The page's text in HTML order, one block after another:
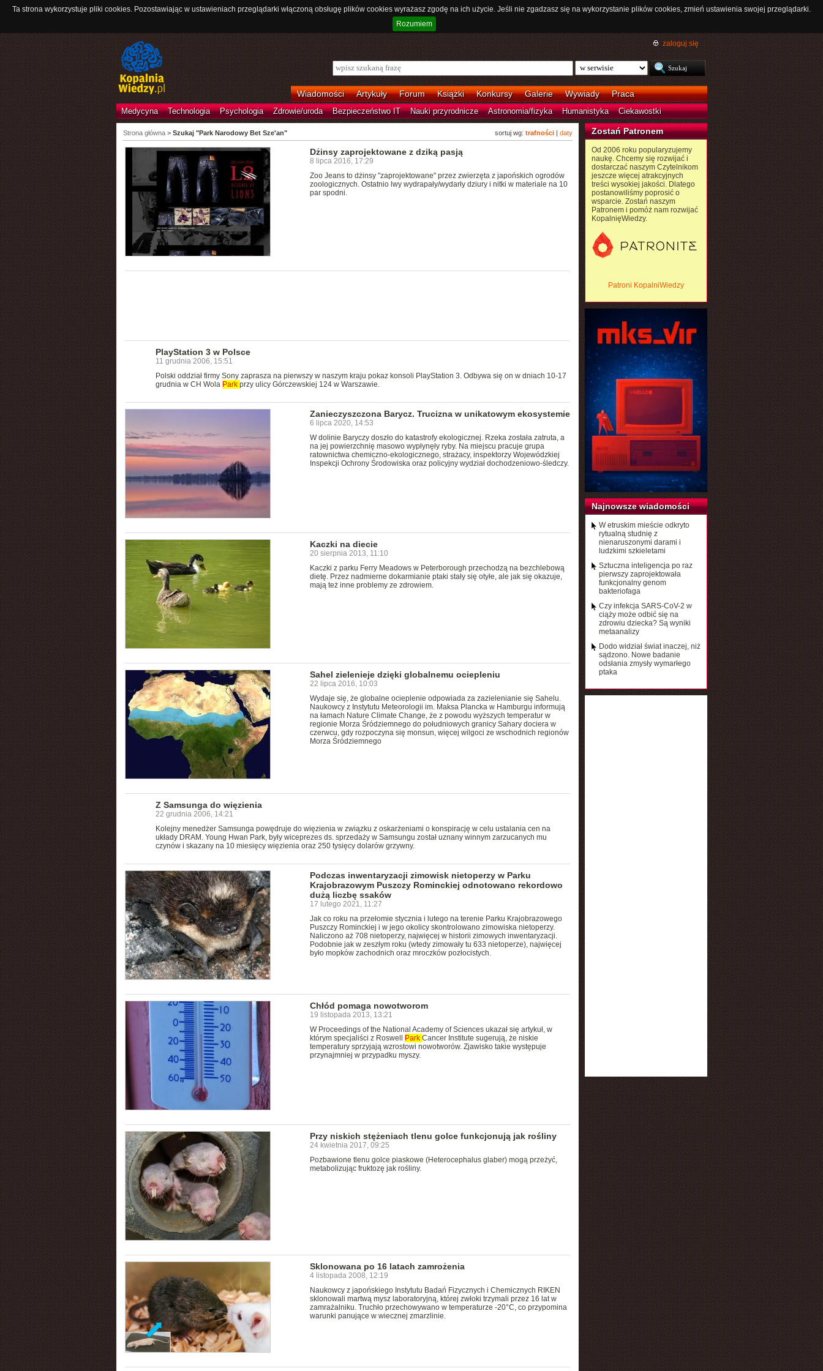
Ta strona wykorzystuje pliki cookies. Pozostawiając w ustawieniach przeglądarki włączoną obsługę plików cookies wyrażasz zgodę na ich użycie. Jeśli nie zgadzasz się na wykorzystanie plików cookies, zmień ustawienia swojej przeglądarki.
Rozumiem
zaloguj się
Wiadomości Artykuły Forum Książki Konkursy Galerie Wywiady Praca
Medycyna Technologia Psychologia Zdrowie/uroda Bezpieczeństwo IT Nauki przyrodnicze Astronomia/fizyka Humanistyka Ciekawostki
sortuj wg: trafności| daty
Strona główna> Szukaj "Park Narodowy Bet Sze'an"
Dżinsy zaprojektowane z dziką pasją
8 lipca 2016, 17:29
Zoo Jeans to dżinsy "zaprojektowane" przez zwierzęta z japońskich ogrodów
zoologicznych. Ostatnio lwy wydrapały/wydarły dziury i nitki w materiale na 10
par spodni.
PlayStation 3 w Polsce
11 grudnia 2006, 15:51
Polski oddział firmy Sony zaprasza na pierwszy w naszym kraju pokaz konsoli PlayStation 3. Odbywa się on w dniach 10-17
grudnia w CH Wola Park przy ulicy Górczewskiej 124 w Warszawie.
Zanieczyszczona Barycz. Trucizna w unikatowym ekosystemie
6 lipca 2020, 14:53
W dolinie Baryczy doszło do katastrofy ekologicznej. Rzeka została zatruta, a
na jej powierzchnię masowo wypłynęły ryby. Na miejscu pracuje grupa
ratownictwa chemiczno-ekologicznego, strażacy, inspektorzy Wojewódzkiej
Inspekcji Ochrony Środowiska oraz policyjny wydział dochodzeniowo-śledczy.
Kaczki na diecie
20 sierpnia 2013, 11:10
Kaczki z parku Ferry Meadows w Peterborough przechodzą na bezchlebową
dietę. Przez nadmierne dokarmianie ptaki stały się otyłe, ale jak się okazuje,
mają też inne problemy ze zdrowiem.
Sahel zielenieje dzięki globalnemu ociepleniu
22 lipca 2016, 10:03
Wydaje się, że globalne ocieplenie odpowiada za zazielenianie się Sahelu.
Naukowcy z Instytutu Meteorologii im. Maksa Plancka w Hamburgu informują
na łamach Nature Climate Change, że z powodu wyższych temperatur w
regionie Morza Śródziemnego do południowych granicy Sahary dociera w
czerwcu, gdy rozpoczyna się monsun, więcej wilgoci ze wschodnich regionów
Morza Śródziemnego
Z Samsunga do więzienia
22 grudnia 2006, 14:21
Kolejny menedżer Samsunga powędruje do więzienia w związku z oskarżeniami o konspirację w celu ustalania cen na
układy DRAM. Young Hwan Park, były wiceprezes ds. sprzedaży w Samsungu został uznany winnym zarzucanych mu
czynów i skazany na 10 miesięcy więzienia oraz 250 tysięcy dolarów grzywny.
Podczas inwentaryzacji zimowisk nietoperzy w Parku
Krajobrazowym Puszczy Rominckiej odnotowano rekordowo
dużą liczbę ssaków
17 lutego 2021, 11:27
Jak co roku na przełomie stycznia i lutego na terenie Parku Krajobrazowego
Puszczy Rominckiej i w jego okolicy skontrolowano zimowiska nietoperzy.
Naliczono aż 708 nietoperzy, najwięcej w historii zimowych inwentaryzacji.
Podobnie jak w zeszłym roku (wtedy zimowały tu 633 nietoperze), najwięcej
było mopków zachodnich oraz mroczków pozłocistych.
Chłód pomaga nowotworom
19 listopada 2013, 13:21
W Proceedings of the National Academy of Sciences ukazał się artykuł, w
którym specjaliści z Roswell
Park Cancer Institute sugerują, że niskie
temperatury sprzyjają wzrostowi nowotworów. Zjawisko takie występuje
przynajmniej w przypadku myszy.
Przy niskich stężeniach tlenu golce funkcjonują jak rośliny
24 kwietnia 2017, 09:25
Pozbawione tlenu golce piaskowe (Heterocephalus glaber) mogą przeżyć,
metabolizując fruktozę jak rośliny.
Sklonowana po 16 latach zamrożenia
4 listopada 2008, 12:19
Naukowcy z japońskiego Instytutu Badań Fizycznych i Chemicznych RIKEN
sklonowali martwą mysz laboratoryjną, której zwłoki trzymali przez 16 lat w
zamrażalniku. Truchło przechowywano w temperaturze -20°C, co przypomina
warunki panujące w wiecznej zmarzlinie.
Zostań Patronem
Od 2006 roku popularyzujemy
naukę. Chcemy się rozwijać i
dostarczać naszym Czytelnikom
jeszcze więcej atrakcyjnych
treści wysokiej jakości. Dlatego
postanowiliśmy poprosić o
wsparcie. Zostań naszym
Patronem i pomóż nam rozwijać
KopalnięWiedzy.
Patroni KopalniWiedzy
Najnowsze wiadomości
W etruskim mieście odkryto
rytualną studnię z
nienaruszonymi darami i
ludzkimi szkieletami
Sztuczna inteligencja po raz
pierwszy zaprojektowała
funkcjonalny genom
bakteriofaga
Czy infekcja SARS-CoV-2 w
ciąży może odbić się na
zdrowiu dziecka? Są wyniki
metaanalizy
Dodo widział świat inaczej, niż
sądzono. Nowe badanie
odsłania zmysły wymarłego
ptaka